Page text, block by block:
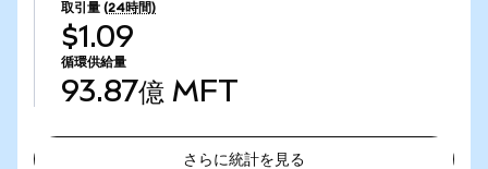
取引量 (24時間)
$1.09
循環供給量
93.87億 MFT
さらに統計を見る